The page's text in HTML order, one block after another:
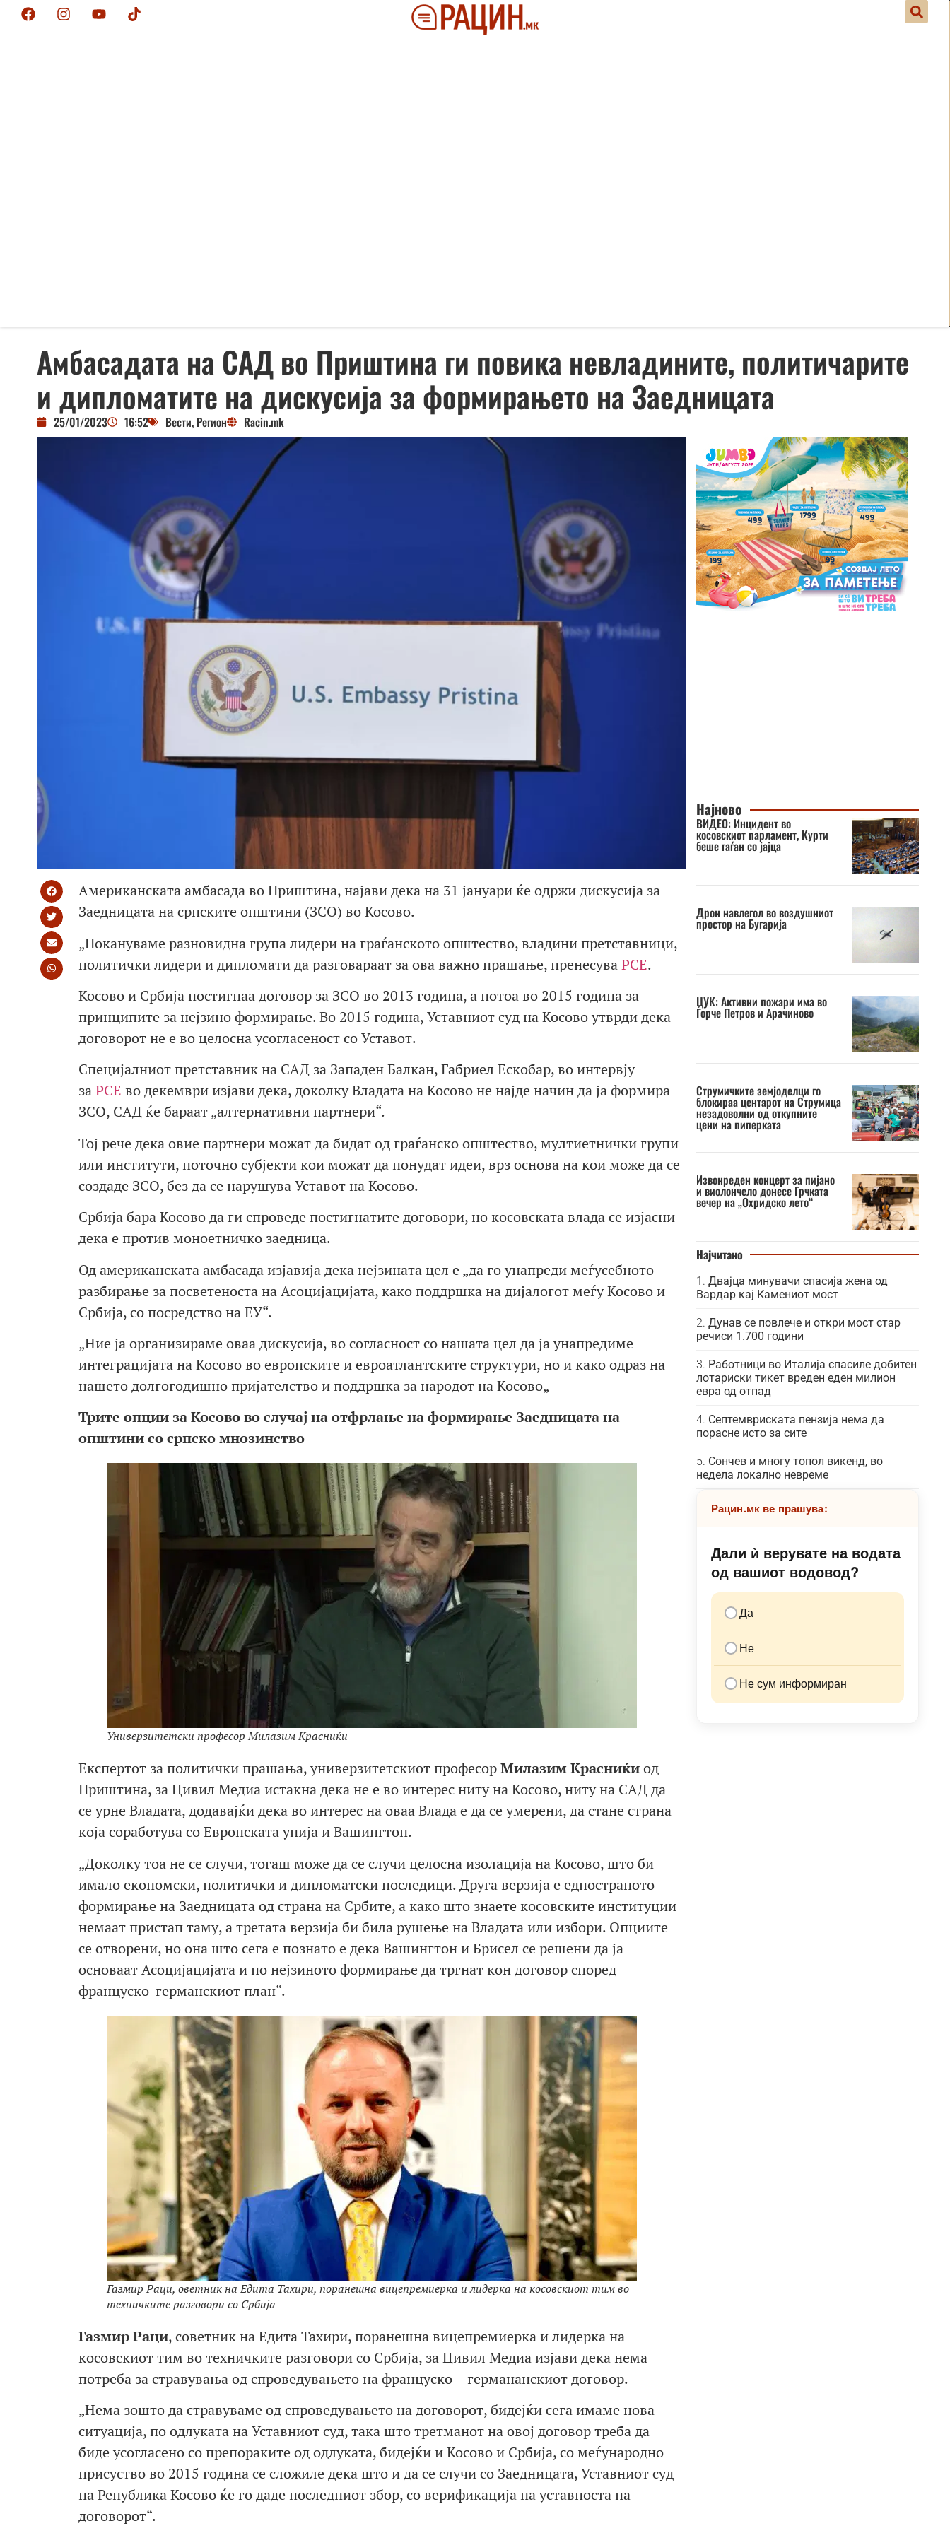
Амбасадата на САД во Приштина ги повика невладините, политичарите
и дипломатите на дискусија за формирањето на Заедницата
25/01/2023 16:52 Вести, Регион Racin.mk
Американската амбасада во Приштина, најави дека на 31 јануари ќе одржи дискусија за
Заедницата на српските општини (ЗСО) во Косово.
„Покануваме разновидна група лидери на граѓанското општество, владини претставници,
политички лидери и дипломати да разговараат за ова важно прашање, пренесуваРСЕ.
Косово и Србија постигнаа договор за ЗСО во 2013 година, а потоа во 2015 година за
принципите за нејзино формирање. Во 2015 година, Уставниот суд на Косово утврди дека
договорот не е во целосна усогласеност со Уставот.
Специјалниот претставник на САД за Западен Балкан, Габриел Ескобар, во интервју
заРСЕ во декември изјави дека, доколку Владата на Косово не најде начин да ја формира
ЗСО, САД ќе бараат „алтернативни партнери“.
Тој рече дека овие партнери можат да бидат од граѓанско општество, мултиетнички групи
или институти, поточно субјекти кои можат да понудат идеи, врз основа на кои може да се
создаде ЗСО, без да се нарушува Уставот на Косово.
Србија бара Косово да ги спроведе постигнатите договори, но косовската влада се изјасни
дека е против моноетничко заедница.
Од американската амбасада изјавија дека нејзината цел е „да го унапреди меѓусебното
разбирање за посветеноста на Асоцијацијата, како поддршка на дијалогот меѓу Косово и
Србија, со посредство на ЕУ“.
„Ние ја организираме оваа дискусија, во согласност со нашата цел да ја унапредиме
интеграцијата на Косово во европските и евроатлантските структури, но и како одраз на
нашето долгогодишно пријателство и поддршка за народот на Косово„
Трите опции за Косово во случај на отфрлање на формирање Заедницата на
општини со српско мнозинство
Универзитетски професор Милазим Красниќи
Експертот за политички прашања, универзитетскиот професорМилазим Красниќиод
Приштина, за Цивил Медиа истакна дека не е во интерес ниту на Косово, ниту на САД да
се урне Владата, додавајќи дека во интерес на оваа Влада е да се умерени, да стане страна
која соработува со Европската унија и Вашингтон.
„Доколку тоа не се случи, тогаш може да се случи целосна изолација на Косово, што би
имало економски, политички и дипломатски последици. Друга верзија е едностраното
формирање на Заедницата од страна на Србите, а како што знаете косовските институции
немаат пристап таму, а третата верзија би била рушење на Владата или избори. Опциите
се отворени, но она што сега е познато е дека Вашингтон и Брисел се решени да ја
основаат Асоцијацијата и по нејзиното формирање да тргнат кон договор според
француско-германскиот план“.
Газмир Раци, оветник на Едита Тахири, поранешна вицепремиерка и лидерка на косовскиот тим во
техничките разговори со Србија
Газмир Раци, советник на Едита Тахири, поранешна вицепремиерка и лидерка на
косовскиот тим во техничките разговори со Србија, за Цивил Медиа изјави дека нема
потреба за стравувања од спроведувањето на француско – германанскиот договор.
„Нема зошто да стравуваме од спроведувањето на договорот, бидејќи сега имаме нова
ситуација, по одлуката на Уставниот суд, така што третманот на овој договор треба да
биде усогласено со препораките од одлуката, бидејќи и Косово и Србија, со меѓународно
присуство во 2015 година се сложиле дека што и да се случи со Заедницата, Уставниот суд
на Република Косово ќе го даде последниот збор, со верификација на уставноста на
договорот“.
Најново
ВИДЕО: Инцидент во
косовскиот парламент, Курти
беше гаѓан со јајца
Дрон навлегол во воздушниот
простор на Бугарија
ЦУК: Активни пожари има во
Ѓорче Петров и Арачиново
Струмичките земјоделци го
блокираа центарот на Струмица
незадоволни од откупните
цени на пиперката
Извонреден концерт за пијано
и виолончело донесе Грчката
вечер на „Охридско лето“
Најчитано
Двајца минувачи спасија жена од
Вардар кај Камениот мост
Дунав се повлече и откри мост стар
речиси 1.700 години
Работници во Италија спасиле добитен
лотариски тикет вреден еден милион
евра од отпад
Септемвриската пензија нема да
порасне исто за сите
Сончев и многу топол викенд, во
недела локално невреме
Рацин.мк ве прашува:
Дали ѝ верувате на водата
од вашиот водовод?
Да
Не
Не сум информиран